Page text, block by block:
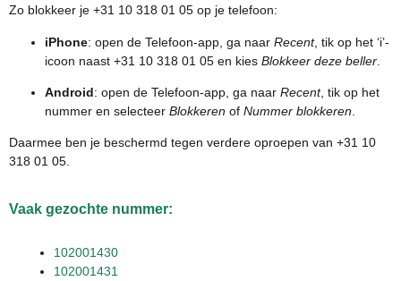
Zo blokkeer je +31 10 318 01 05 op je telefoon:
iPhone: open de Telefoon-app, ga naar Recent, tik op het ‘i’-
icoon naast +31 10 318 01 05 en kies Blokkeer deze beller
Android: open de Telefoon-app, ga naar Recent, tik op het
nummer en selecteer Blokkeren of Nummer blokkeren
Daarmee ben je beschermd tegen verdere oproepen van +31 10
318 01 05.
Vaak gezochte nummer:
102001430
102001431